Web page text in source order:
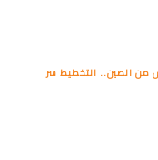
من الصين.. التخطيط سر